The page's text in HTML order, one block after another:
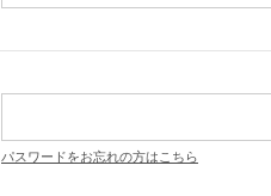
パスワードをお忘れの方はこちら